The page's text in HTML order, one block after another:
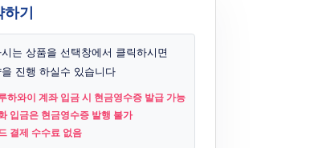
기
는 상품을 선택창에서 클릭하시면
진행 하실수 있습니다
하와이 계좌 입금 시 현금영수증 발급 가능
입금은 현금영수증 발행 불가
결제 수수료 없음